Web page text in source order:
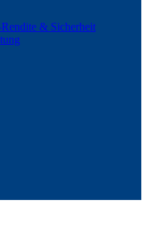
& Sicherheit